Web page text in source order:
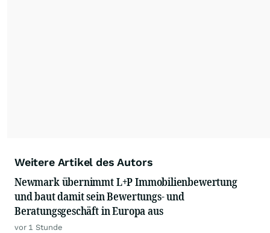
Weitere Artikel des Autors
Newmark übernimmt L+P Immobilienbewertung
und baut damit sein Bewertungs- und
Beratungsgeschäft in Europa aus
vor 1 Stunde